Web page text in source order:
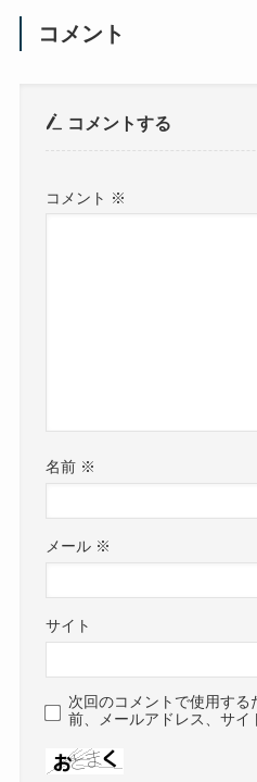
コメント
コメントする
コメント ※
名前 ※
メール ※
サイト
次回のコメントで使用する
前、メールアドレス、サイ